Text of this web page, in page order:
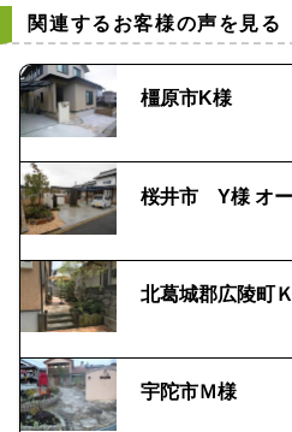
関連するお客様の声を見る
橿原市K様
桜井市 Y様 オ
北葛城郡広陵町
宇陀市Ｍ様